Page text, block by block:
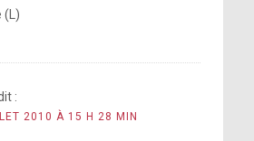
(L)
:
2010 À 15 H 28 MIN